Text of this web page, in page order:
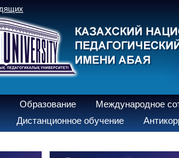
Образование
Международное
Дистанционное обучение